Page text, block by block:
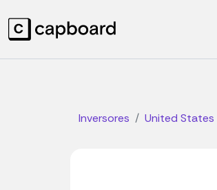
Inversores United States